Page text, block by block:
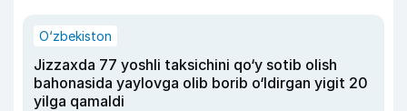
O‘zbekiston
Jizzaxda 77 yoshli taksichini qo‘y sotib olish
bahonasida yaylovga olib borib o‘ldirgan yigit 20
yilga qamaldi